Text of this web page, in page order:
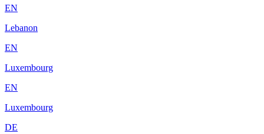
EN
Lebanon
EN
Luxembourg
EN
Luxembourg
DE